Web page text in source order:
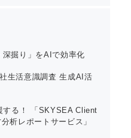
掘り」をAIで効率化
生活意識調査 生成AI活
する！ 「SKYSEA Client
析レポートサービス」